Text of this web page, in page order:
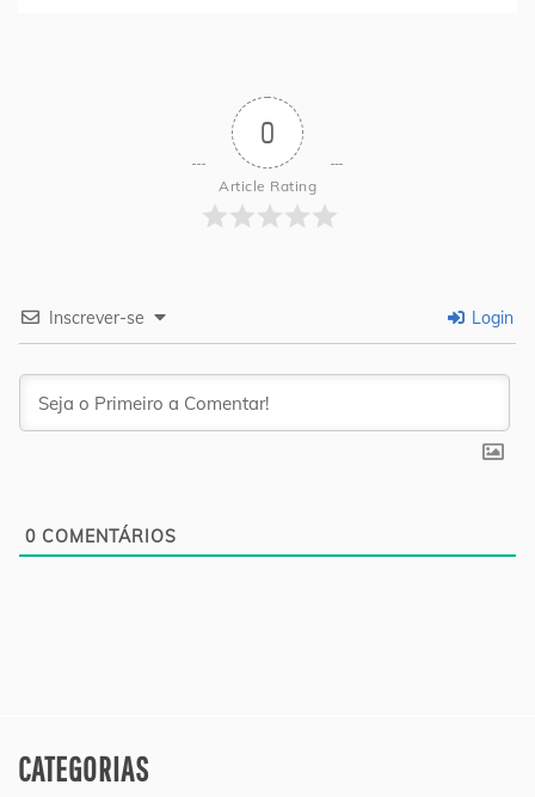
0
Article Rating
Inscrever-se Login
0 COMENTÁRIOS
CATEGORIAS